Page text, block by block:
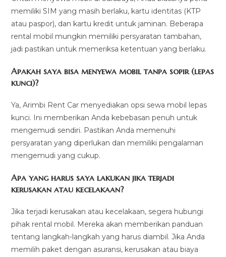
memiliki SIM yang masih berlaku, kartu identitas (KTP
atau paspor), dan kartu kredit untuk jaminan. Beberapa
rental mobil mungkin memiliki persyaratan tambahan,
jadi pastikan untuk memeriksa ketentuan yang berlaku.
Apakah saya bisa menyewa mobil tanpa sopir (lepas
kunci)?
Ya, Arimbi Rent Car menyediakan opsi sewa mobil lepas
kunci. Ini memberikan Anda kebebasan penuh untuk
mengemudi sendiri. Pastikan Anda memenuhi
persyaratan yang diperlukan dan memiliki pengalaman
mengemudi yang cukup.
Apa yang harus saya lakukan jika terjadi
kerusakan atau kecelakaan?
Jika terjadi kerusakan atau kecelakaan, segera hubungi
pihak rental mobil. Mereka akan memberikan panduan
tentang langkah-langkah yang harus diambil. Jika Anda
memilih paket dengan asuransi, kerusakan atau biaya